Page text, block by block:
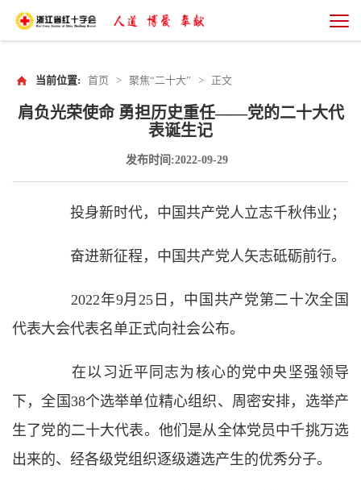
当前位置: 首页 > 聚焦“二十大” > 正文
肩负光荣使命 ​勇担历史重任——党的二十大代
表诞生记
发布时间:2022-09-29
投身新时代，中国共产党人立志千秋伟业；
奋进新征程，中国共产党人矢志砥砺前行。
2022年9月25日，中国共产党第二十次全国
代表大会代表名单正式向社会公布。
在以习近平同志为核心的党中央坚强领导
下，全国38个选举单位精心组织、周密安排，选举产
生了党的二十大代表。他们是从全体党员中千挑万选
出来的、经各级党组织逐级遴选产生的优秀分子。